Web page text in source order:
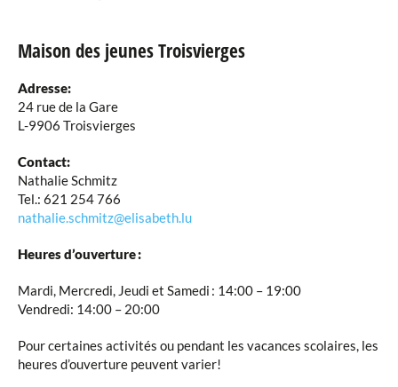
Maison des jeunes Troisvierges
Adresse:
24 rue de la Gare
L-9906 Troisvierges
Contact:
Nathalie Schmitz
Tel.: 621 254 766
nathalie.schmitz@elisabeth.lu
Heures d’ouverture :
Mardi, Mercredi, Jeudi et Samedi : 14:00 – 19:00
Vendredi: 14:00 – 20:00
Pour certaines activités ou pendant les vacances scolaires, les
heures d’ouverture peuvent varier!